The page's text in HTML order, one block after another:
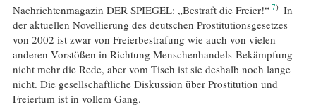
Nachrichtenmagazin DER SPIEGEL: „Bestraft die Freier!“ 7
In
der aktuellen Novellierung des deutschen Prostitutionsgesetzes
von 2002 ist zwar von Freierbestrafung wie auch von vielen
anderen Vorstößen in Richtung Menschenhandels-Bekämpfung
nicht mehr die Rede, aber vom Tisch ist sie deshalb noch lange
nicht. Die gesellschaftliche Diskussion über Prostitution und
Freiertum ist in vollem Gang.